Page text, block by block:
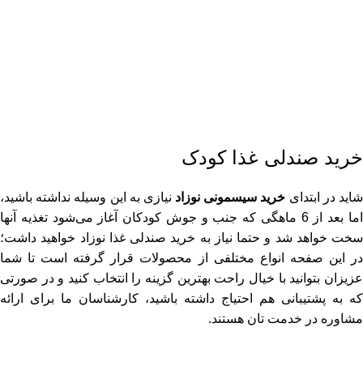
خرید صندلی غذا کودک
شاید در ابتدای خرید سیسمونی نوزاد نیازی به این وسیله نداشته باشید،
اما بعد از 6 ماهگی که جنب و جوش کودکان آغاز می‌شود تغذیه آنها
سخت خواهد شد و حتما نیاز به خرید صندلی غذا نوزاد خواهید داشت؛
در این صفحه انواع مختلفی از محصولات قرار گرفته است تا شما
عزیزان بتوانید با خیال راحت بهترین گزینه را انتخاب کنید و در صورتی
که به پشتیبانی هم احتیاج داشته باشید، کارشناسان ما برای ارائه
مشاوره در خدمت تان هستند.